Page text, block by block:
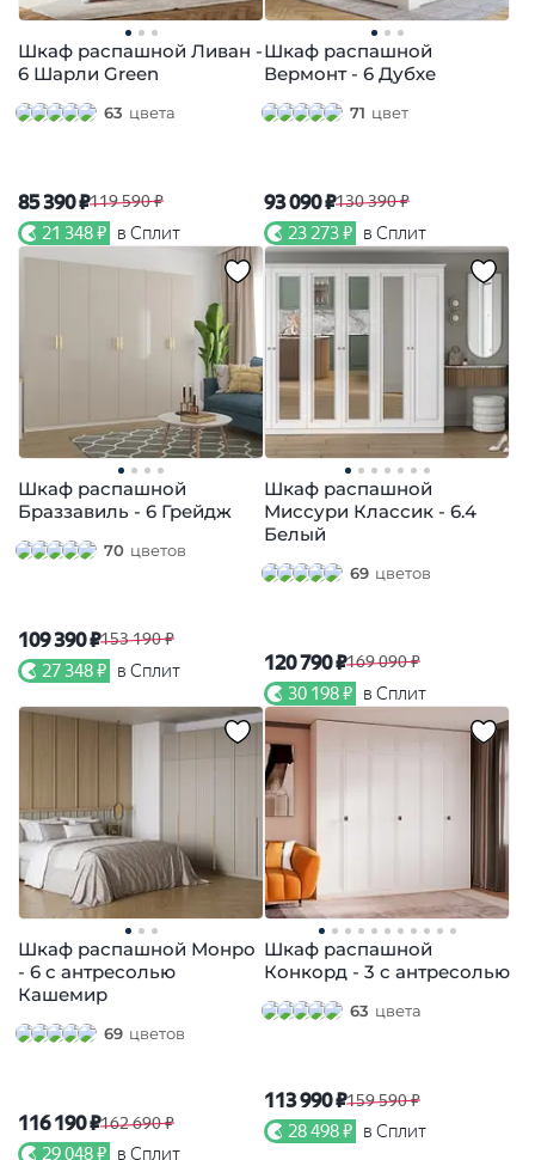
Шкаф распашной Ливан -
6 Шарли Green
63 цвета
85 390 ₽119 590 ₽
21 348 ₽ в Сплит
Шкаф распашной
Вермонт - 6 Дубхе
71 цвет
93 090 ₽130 390 ₽
23 273 ₽ в Сплит
Шкаф распашной
Браззавиль - 6 Грейдж
70 цветов
109 390 ₽153 190 ₽
27 348 ₽ в Сплит
Шкаф распашной
Миссури Классик - 6.4
Белый
69 цветов
120 790 ₽169 090 ₽
30 198 ₽ в Сплит
Шкаф распашной Монро
- 6 с антресолью
Кашемир
69 цветов
116 190 ₽162 690 ₽
29 048 ₽ в Сплит
Шкаф распашной
Конкорд - 3 с антресолью
63 цвета
113 990 ₽159 590 ₽
28 498 ₽ в Сплит